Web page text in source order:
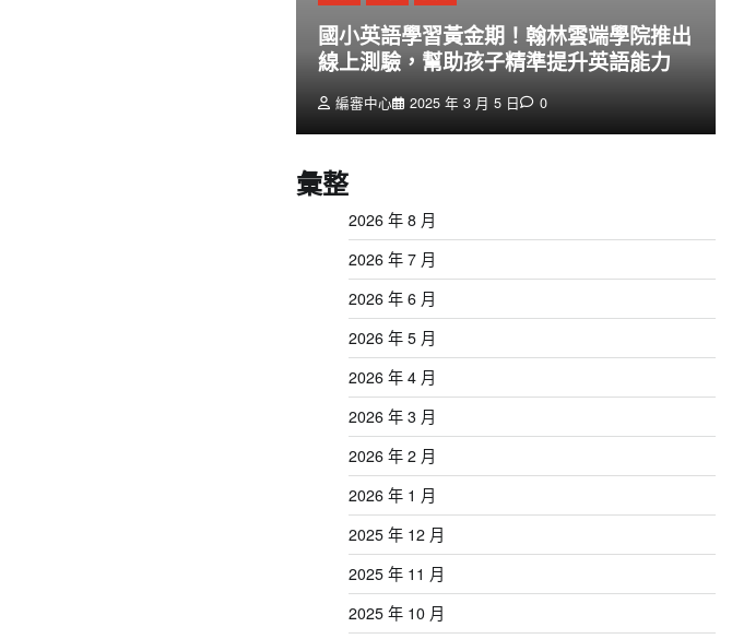
國小英語學習黃金期！翰林雲端學院推出
線上測驗，幫助孩子精準提升英語能力
編審中心 2025 年 3 月 5 日 0
彙整
2026 年 8 月
2026 年 7 月
2026 年 6 月
2026 年 5 月
2026 年 4 月
2026 年 3 月
2026 年 2 月
2026 年 1 月
2025 年 12 月
2025 年 11 月
2025 年 10 月